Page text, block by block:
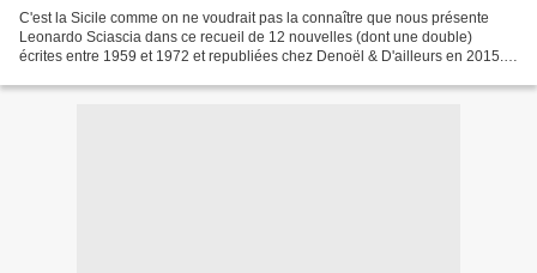
C'est la Sicile comme on ne voudrait pas la connaître que nous présente
Leonardo Sciascia dans ce recueil de 12 nouvelles (dont une double)
écrites entre 1959 et 1972 et republiées chez Denoël & D'ailleurs en 2015.